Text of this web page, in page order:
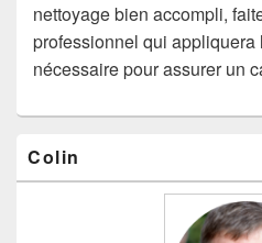
nettoyage bien accompli,
professionnel qui appliquera
nécessaire pour assurer un
principale
de
Colin